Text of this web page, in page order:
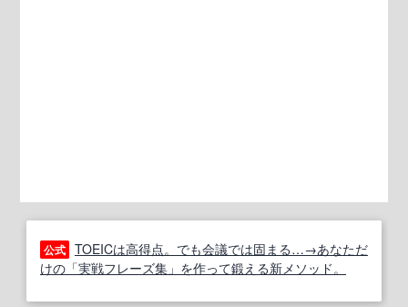
公式 TOEICは高得点。でも会議では固まる…→あなただ
けの「実戦フレーズ集」を作って鍛える新メソッド。